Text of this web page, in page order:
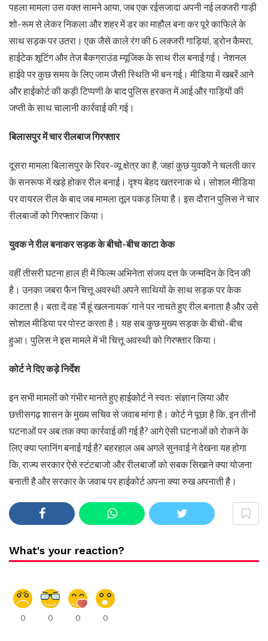
पहला मामला उस वक्त सामने आया, जब एक रईसजादा अपनी नई लक्जरी गाड़ी
शो-रूम से लेकर निकला और शहर में डर का माहौल बना कर पूरे काफिले के
साथ सड़क पर उतरा। एक जैसे काले रंग की 6 लक्जरी गाड़ियां, ड्रोन कैमरा,
हाईटेक शूटिंग और तेज बैकग्राउंड म्यूजिक के साथ रील बनाई गई। नेशनल
हाईवे पर कुछ समय के लिए जाम जैसी स्थिति भी बन गई। मीडिया में खबरें आने
और हाईकोर्ट की कड़ी टिप्पणी के बाद पुलिस हरकत में आई और गाड़ियों की
जप्ती के साथ चालानी कार्रवाई की गई।
बिलासपुर में चार रीलबाज गिरफ्तार
दूसरा मामला बिलासपुर के रिवर-व्यू क्षेत्र का है, जहां कुछ युवकों ने चलती कार
के सनरूफ में खड़े होकर रील बनाई। दृश्य बेहद खतरनाक थे। सोशल मीडिया
पर वायरल रील के बाद जब मामला तूल पकड़ लिया है। इस दौरान पुलिस ने चार
रीलबाजों को गिरफ्तार किया।
युवक ने रील बनाकर सड़क के बीचो-बीच काटा केक
वहीं तीसरी घटना हाल ही में फिल्म अभिनेता संजय दत्त के जन्मदिन के दिन की
है। उनका जबरा फैन चित्तू अवस्थी अपने साथियों के साथ सड़क पर केक
काटता है। बता दें वह ‘मैं हूं खलनायक’ गाने पर नाचते हुए रील बनाता है और उसे
सोशल मीडिया पर पोस्ट करता है। यह सब कुछ मुख्य सड़क के बीचो-बीच
हुआ। पुलिस ने इस मामले में भी चित्तू अवस्थी को गिरफ्तार किया।
कोर्ट ने दिए कड़े निर्देश
इन सभी मामलों को गंभीर मानते हुए हाईकोर्ट ने स्वतः संज्ञान लिया और
छत्तीसगढ़ शासन के मुख्य सचिव से जवाब मांगा है। कोर्ट ने पूछा है कि, इन तीनों
घटनाओं पर अब तक क्या कार्रवाई की गई है? आगे ऐसी घटनाओं को रोकने के
लिए क्या प्लानिंग बनाई गई है? बहरहाल अब अगले सुनवाई ने देखना यह होगा
कि, राज्य सरकार ऐसे स्टंटबाजो और रीलबाजों को सबक सिखाने क्या योजना
बनाती है और सरकार के जवाब पर हाईकोर्ट अपना क्या रुख अपनाती है।
What's your reaction?
0 0 0 0